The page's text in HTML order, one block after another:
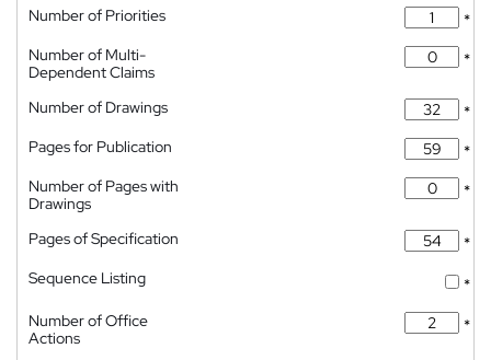
Number of Priorities
*
Number of Multi-
Dependent Claims
*
Number of Drawings
*
Pages for Publication
*
Number of Pages with
Drawings
*
Pages of Specification
*
Sequence Listing
*
Number of Office
Actions
*